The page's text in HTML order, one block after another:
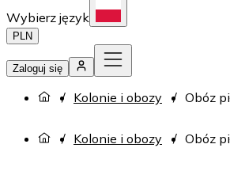
Wybierz język
PLN
Zaloguj się
Kolonie i obozy Obóz
Kolonie i obozy Obóz